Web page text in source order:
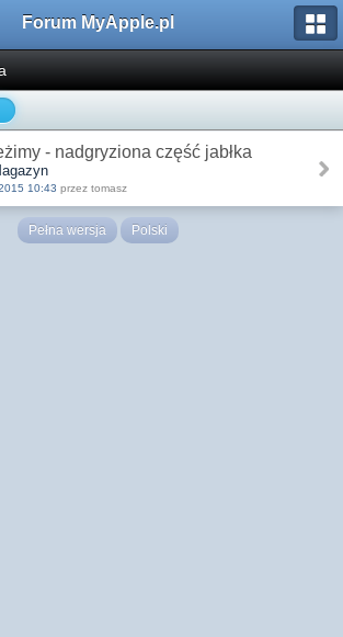
Forum MyApple.pl
- nadgryziona część jabłka
10:43 przez tomasz
Pełna wersja Polski